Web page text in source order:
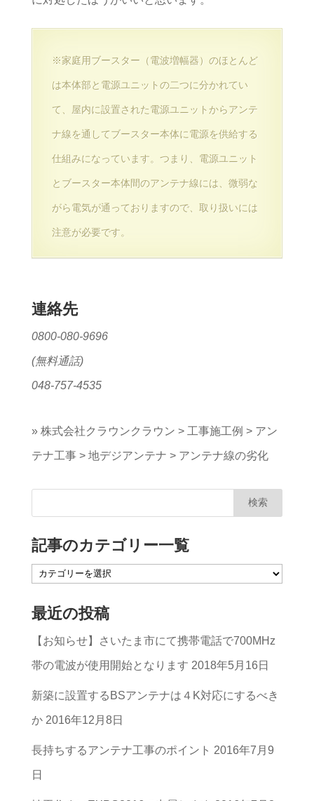
※家庭用ブースター（電波増幅器）のほとんど
は本体部と電源ユニットの二つに分かれてい
て、屋内に設置された電源ユニットからアンテ
ナ線を通してブースター本体に電源を供給する
仕組みになっています。つまり、電源ユニット
とブースター本体間のアンテナ線には、微弱な
がら電気が通っておりますので、取り扱いには
注意が必要です。
連絡先
0800-080-9696
(無料通話)
048-757-4535
» 株式会社クラウンクラウン > 工事施工例 > アン
テナ工事> 地デジアンテナ > アンテナ線の劣化
記事のカテゴリー一覧
記
の
カ
テ
ゴ
リ
ー
一
最近の投稿
【お知らせ】さいたま市にて携帯電話で700MHz
帯の電波が使用開始となります 2018年5月16日
新築に設置するBSアンテナは４K対応にするべき
か 2016年12月8日
長持ちするアンテナ工事のポイント 2016年7月9
日